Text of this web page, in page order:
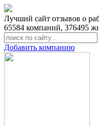
Лучший сайт отзывов о
65584 компаний, 376495
Добавить компанию